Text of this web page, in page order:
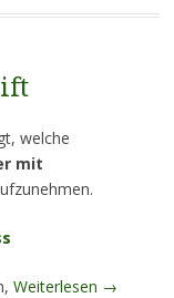
welche
mit
Weiterlesen →